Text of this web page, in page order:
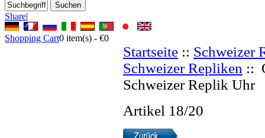
Share|
Shopping Cart0 item(s) - €0
Startseite :: Schweizer
Schweizer Repliken ::
Schweizer Replik Uhr
Artikel 18/20